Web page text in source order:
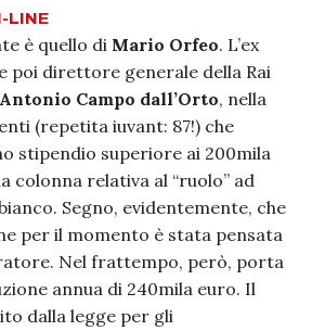
LINE
è quello di Mario Orfeo. L’ex
poi direttore generale della Rai
Antonio Campo dall’Orto, nella
(repetita iuvant: 87!) che
stipendio superiore ai 200mila
colonna relativa al “ruolo” ad
Segno, evidentemente, che
per il momento è stata pensata
Nel frattempo, però, porta
annua di 240mila euro. Il
dalla legge per gli